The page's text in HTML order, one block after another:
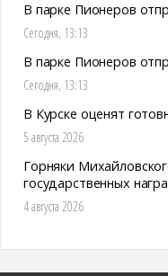
В парке Пионеров
Сегодня, 13:13
В парке Пионеров
Сегодня, 13:13
В Курске оценят
5 августа 2026
Горняки
государственных
4 августа 2026